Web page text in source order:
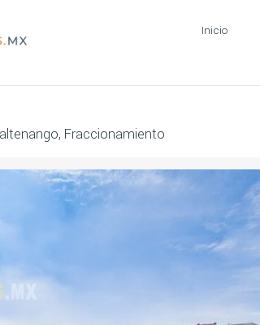
Inicio
Fraccionamiento